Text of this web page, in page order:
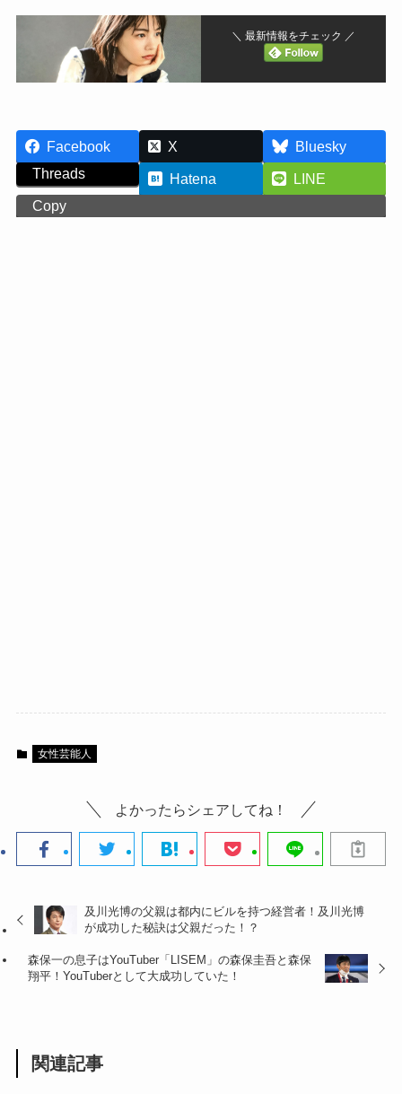
＼ 最新情報をチェック ／
Facebook X
Bluesky
Threads
Hatena
LINE
Copy
女性芸能人
よかったらシェアしてね！
及川光博の父親は都内にビルを持つ経営者！及川光博
が成功した秘訣は父親だった！？
森保一の息子はYouTuber「LISEM」の森保圭吾と森保
翔平！YouTuberとして大成功していた！
関連記事